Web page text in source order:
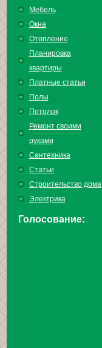
Мебель
Окна
Отопление
Планировка
квартиры
Платные статьи
Полы
Потолок
Ремонт своими
руками
Сантехника
Статьи
Строительство дома
Электрика
Голосование: